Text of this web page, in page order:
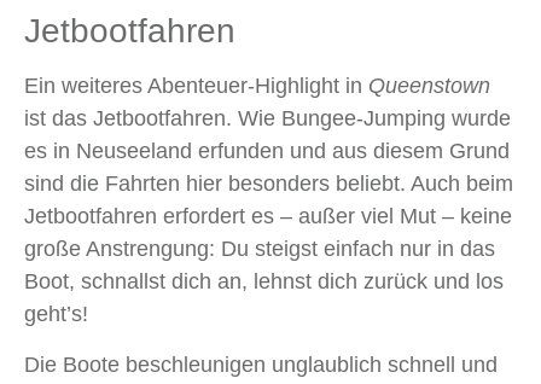
Jetbootfahren
Ein weiteres Abenteuer-Highlight in Queenstown
ist das Jetbootfahren. Wie Bungee-Jumping wurde
es in Neuseeland erfunden und aus diesem Grund
sind die Fahrten hier besonders beliebt. Auch beim
Jetbootfahren erfordert es – außer viel Mut – keine
große Anstrengung: Du steigst einfach nur in das
Boot, schnallst dich an, lehnst dich zurück und los
geht’s!
Die Boote beschleunigen unglaublich schnell und